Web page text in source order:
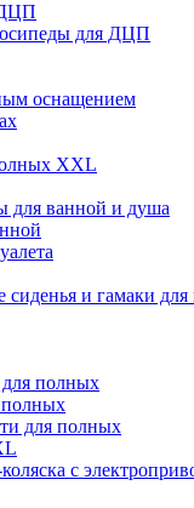
ДЦП
для ДЦП
оснащением
XXL
для ванной и душа
и гамаки для
полных
полных
для полных
с